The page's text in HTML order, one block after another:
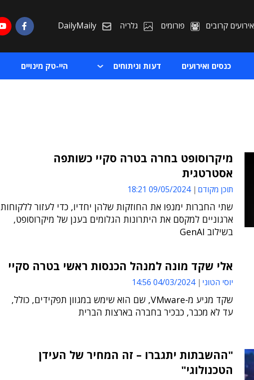
אירועים קרובים פורומים גלריה DailyMaily
כנסים ואירועים דעות וניתוחים היי-טק מינויים
מיקרוסופט בחרה בטרה סקיי כשותפה
אסטרטגית
תוכן מקודם 09/05/2024 18:21
שתי החברות ימנפו את החוזקות שלהן יחדיו, כדי לעזור ללקוחות
ארגוניים למקסם את היתרונות הגלומים בענן של מיקרוסופט,
בשילוב GenAI
אלי שקד מונה למנהל הכנסות ראשי בטרה סקיי
יוסי הטוני 04/03/2024 14:56
שקד מגיע מ-VMware, שם הוא שימש במגוון תפקידים, כולל,
עד לא מכבר, כבכיר בחברה בארצות הברית
"ההשבתות יתגברו – זה המחיר של העידן
הטכנולוגי"